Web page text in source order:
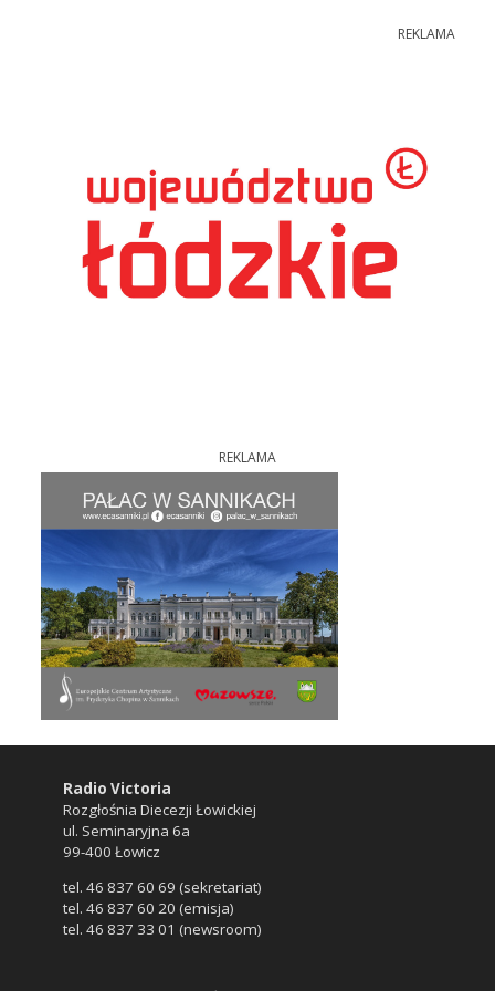
REKLAMA
REKLAMA
Radio Victoria
Rozgłośnia Diecezji Łowickiej
ul. Seminaryjna 6a
99-400 Łowicz
tel. 46 837 60 69 (sekretariat)
tel. 46 837 60 20 (emisja)
tel. 46 837 33 01 (newsroom)